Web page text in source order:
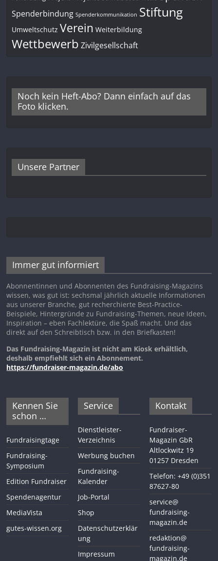
Spenderbindung Spenderkommunikation Stiftung
Umweltschutz Verein Weiterbildung
Wettbewerb Zivilgesellschaft
Noch kein Heft-Abo? Dann einfach auf das
Foto klicken.
Unsere Partner
Immer gut informiert
Abonnentinnen und Abonnenten des Fundraising-Magazins
wissen, was gut ist: sechsmal jährlich aktuelle Informationen
aus unserer Branche, gut recherchierte Best-Practice-
Beispiele, Hintergründe zu Fundraising-Themen, neue Ideen,
Inspiration – eben Fachlektüre, die Spaß macht. Und das
direkt auf den Schreibtisch bzw. in den Briefkasten!
Das Fundraising-Magazin ist nicht am Kiosk erhältlich,
deshalb empfiehlt sich ein Abonnement.
https://fundraiser-magazin.de/abo
Kennen Sie
schon …
Fundraisingtage
Fundraising-
Symposium
Edition Fundraiser
Spendenagentur
MediaVista
gutes-wissen.org
Service
Dienstleister-
Verzeichnis
Werbung buchen
Fundraising-
Kalender
Job-Portal
Shop
Datenschutzerklär
ung
Impressum
Kontakt
Fundraiser-
Magazin GbR
Altlockwitz 19
01257 Dresden
Telefon: +49 (0)351
87627-80
service@
fundraising-
magazin.de
redaktion@
fundraising-
magazin.de